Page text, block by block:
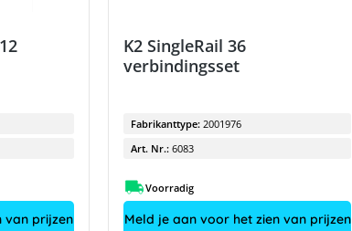
van prijzen
K2 SingleRail 36
verbindingsset
Fabrikanttype: 2001976
Art. Nr.: 6083
Voorradig
Meld je aan voor het zien van prijzen